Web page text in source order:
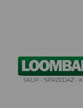
SKUP - SPRZEDAŻ -